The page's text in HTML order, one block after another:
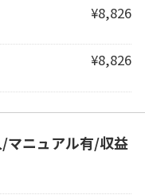
¥8,826
¥8,826
ニュアル有/収益